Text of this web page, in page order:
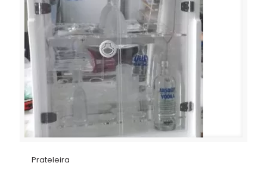
Prateleira